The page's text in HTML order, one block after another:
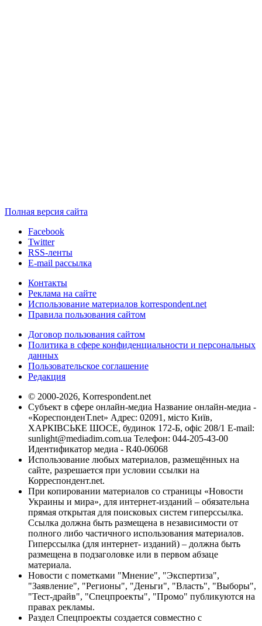
Полная версия сайта
Facebook
Twitter
RSS-ленты
E-mail рассылка
Контакты
Реклама на сайте
Использование материалов korrespondent.net
Правила пользования сайтом
Договор пользования сайтом
Политика в сфере конфиденциальности и персональных
данных
Пользовательское соглашение
Редакция
© 2000-2026, Korrespondent.net
Субъект в сфере онлайн-медиа Название онлайн-медиа -
«КореспонденТ.net» Адрес: 02091, місто Київ,
ХАРКІВСЬКЕ ШОСЕ, будинок 172-Б, офіс 208/1 E-mail:
sunlight@mediadim.com.ua Телефон: 044-205-43-00
Идентификатор медиа - R40-06068
Использование любых материалов, размещённых на
сайте, разрешается при условии ссылки на
Корреспондент.net.
При копировании материалов со страницы «Новости
Украины и мира», для интернет-изданий – обязательна
прямая открытая для поисковых систем гиперссылка.
Ссылка должна быть размещена в независимости от
полного либо частичного использования материалов.
Гиперссылка (для интернет- изданий) – должна быть
размещена в подзаголовке или в первом абзаце
материала.
Новости с пометками "Мнение", "Экспертиза",
"Заявление", "Регионы", "Деньги", "Власть", "Выборы",
"Тест-драйв", "Спецпроекты", "Промо" публикуются на
правах рекламы.
Раздел Спецпроекты создается совместно с